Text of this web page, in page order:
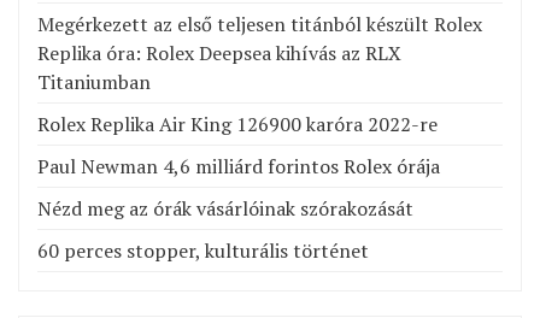
Megérkezett az első teljesen titánból készült Rolex
Replika óra: Rolex Deepsea kihívás az RLX
Titaniumban
Rolex Replika Air King 126900 karóra 2022-re
Paul Newman 4,6 milliárd forintos Rolex órája
Nézd meg az órák vásárlóinak szórakozását
60 perces stopper, kulturális történet